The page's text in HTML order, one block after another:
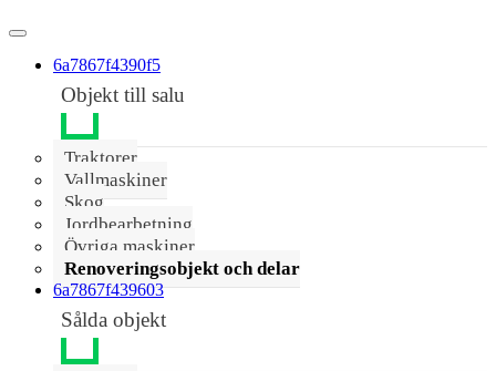
6a7867f4390f5
Objekt till salu
Traktorer
Vallmaskiner
Skog
Jordbearbetning
Övriga maskiner
Renoveringsobjekt och delar
6a7867f439603
Sålda objekt